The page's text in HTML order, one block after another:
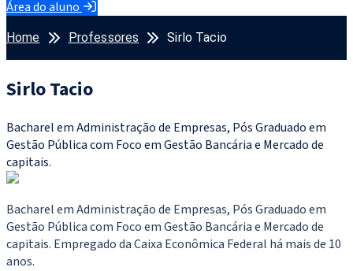
Área do aluno
Home Professores Sirlo Tacio
Sirlo Tacio
Bacharel em Administração de Empresas, Pós Graduado em
Gestão Pública com Foco em Gestão Bancária e Mercado de
capitais.
Bacharel em Administração de Empresas, Pós Graduado em
Gestão Pública com Foco em Gestão Bancária e Mercado de
capitais. Empregado da Caixa Econômica Federal há mais de 10
anos.